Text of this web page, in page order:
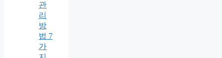
관
리
방
법 7
가